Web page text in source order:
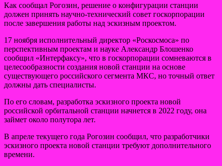
Как сообщал Рогозин, решение о конфигурации станции
должен принять научно-технический совет госкорпорации
после завершения работы над эскизным проектом.
17 ноября исполнительный директор «Роскосмоса» по
перспективным проектам и науке Александр Блошенко
сообщил «Интерфаксу», что в госкорпорации сомневаются в
целесообразности создания новой станции на основе
существующего российского сегмента МКС, но точный ответ
должны дать специалисты.
По его словам, разработка эскизного проекта новой
российской орбитальной станции начнется в 2022 году, она
займет около полутора лет.
В апреле текущего года Рогозин сообщил, что разработчики
эскизного проекта новой станции требуют дополнительного
времени.